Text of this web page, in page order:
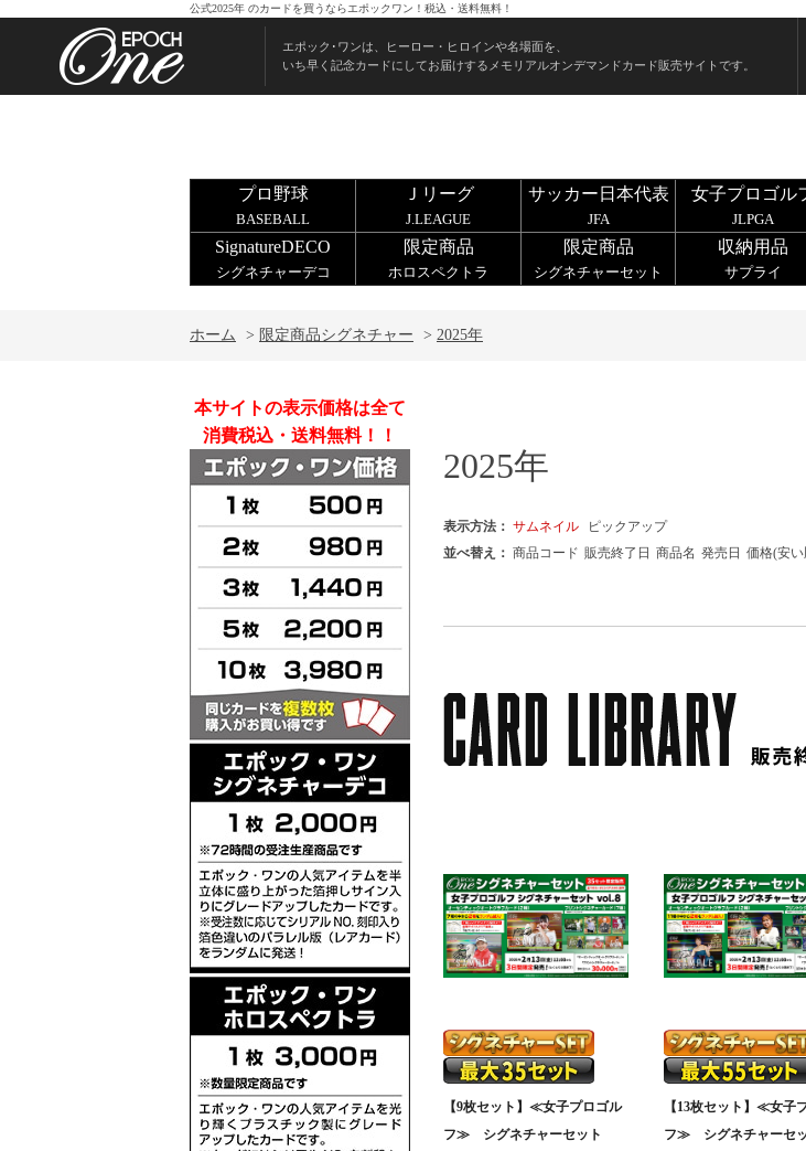
公式2025年 のカードを買うならエポックワン！税込・送料無料！
エポック･ワンは、ヒーロー・ヒロインや名場面を、
いち早く記念カードにしてお届けするメモリアルオンデマンドカード販売サイトです。
プロ野球
BASEBALL
Ｊリーグ
J.LEAGUE
サッカー日本代表
JFA
女子プロゴル
JLPGA
SignatureDECO
シグネチャーデコ
限定商品
ホロスペクトラ
限定商品
シグネチャーセット
収納用品
サプライ
ホーム > 限定商品シグネチャー > 2025年
本サイトの表示価格は全て
消費税込・送料無料！！
2025年
表示方法： サムネイル
ピックアップ
並べ替え： 商品コード 販売終了日 商品名 発売日 価格(安
【9枚セット】≪女子プロゴル
フ≫ シグネチャーセット
【13枚セット】≪女子
フ≫ シグネチャーセ